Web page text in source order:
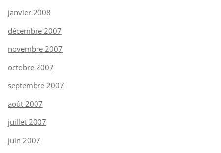
janvier 2008
décembre 2007
novembre 2007
octobre 2007
septembre 2007
août 2007
juillet 2007
juin 2007